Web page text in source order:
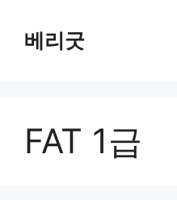
베리굿
FAT 1급